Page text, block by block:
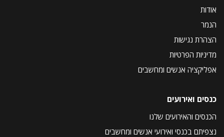
אודות
הנמר
הצהרת נגישות
מדיניות הפרטיות
אפליקציה אנשים ומחשבים
כנסים ואירועים
הכנסים והאירועים שלנו
נצפיתם בכנסי ואירועי אנשים ומחשבים